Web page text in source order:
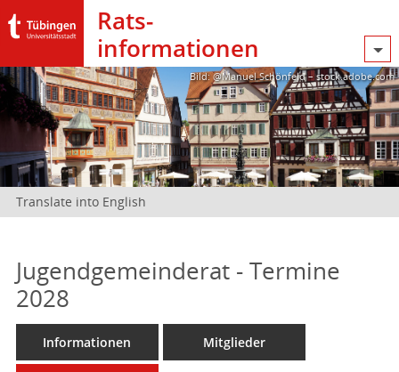
Rats­
informationen
Bild: @Manuel Schönfeld – stock.adobe.com
Translate into English
Jugendgemeinderat - Termine
2028
Informationen Mitglieder